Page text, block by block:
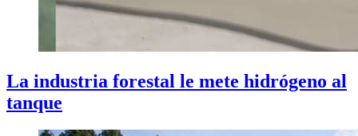
La industria forestal le mete hidrógeno al
tanque